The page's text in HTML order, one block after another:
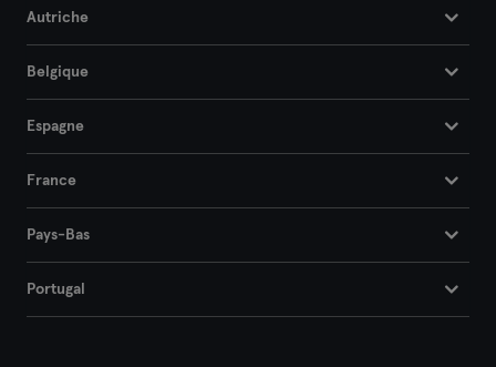
Autriche
Belgique
Espagne
France
Pays-Bas
Portugal